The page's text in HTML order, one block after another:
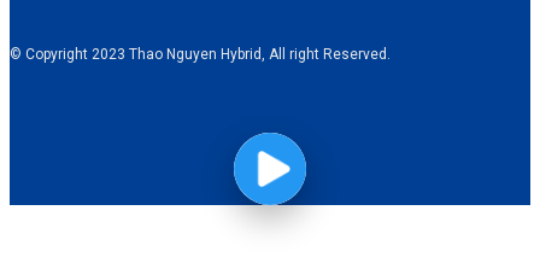
© Copyright 2023 Thao Nguyen Hybrid, All right Reserved.